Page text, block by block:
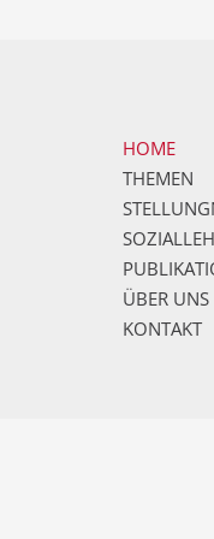
HOME
THEMEN
ÜBER UNS
KONTAKT